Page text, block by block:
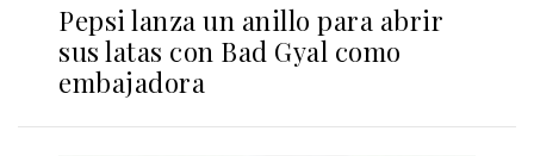
Pepsi lanza un anillo para abrir
sus latas con Bad Gyal como
embajadora